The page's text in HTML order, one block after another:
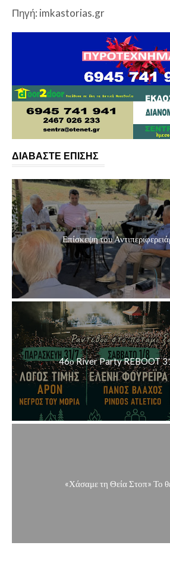
Πηγή: imkastorias.gr
ΔΙΑΒΑΣΤΕ ΕΠΙΣΗΣ
Επίσκεψη του
46ο River Party REBOOT 31
«Χάσαμε τη Θεία Στοπ» Το